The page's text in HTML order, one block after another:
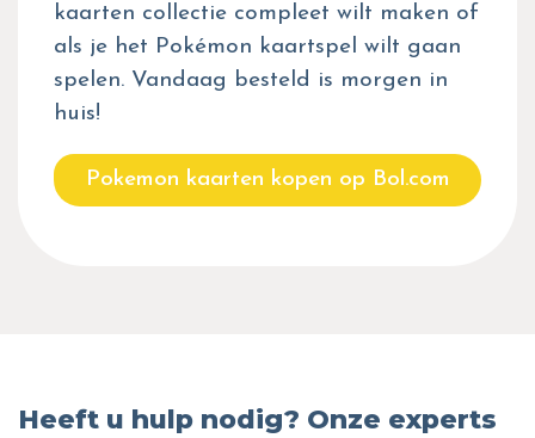
kaarten collectie compleet wilt maken of
als je het Pokémon kaartspel wilt gaan
spelen. Vandaag besteld is morgen in
huis!
Pokemon kaarten kopen op Bol.com
Heeft u hulp nodig? Onze experts